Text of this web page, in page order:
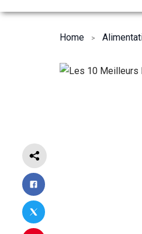
Home